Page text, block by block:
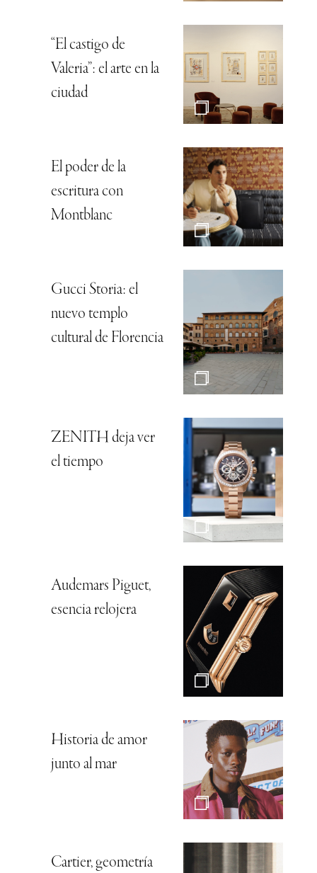
“El castigo de
Valeria”: el arte en la
ciudad
El poder de la
escritura con
Montblanc
Gucci Storia: el
nuevo templo
cultural de Florencia
ZENITH deja ver
el tiempo
Audemars Piguet,
esencia relojera
Historia de amor
junto al mar
Cartier, geometría